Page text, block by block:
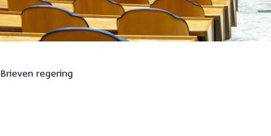
Brieven regering